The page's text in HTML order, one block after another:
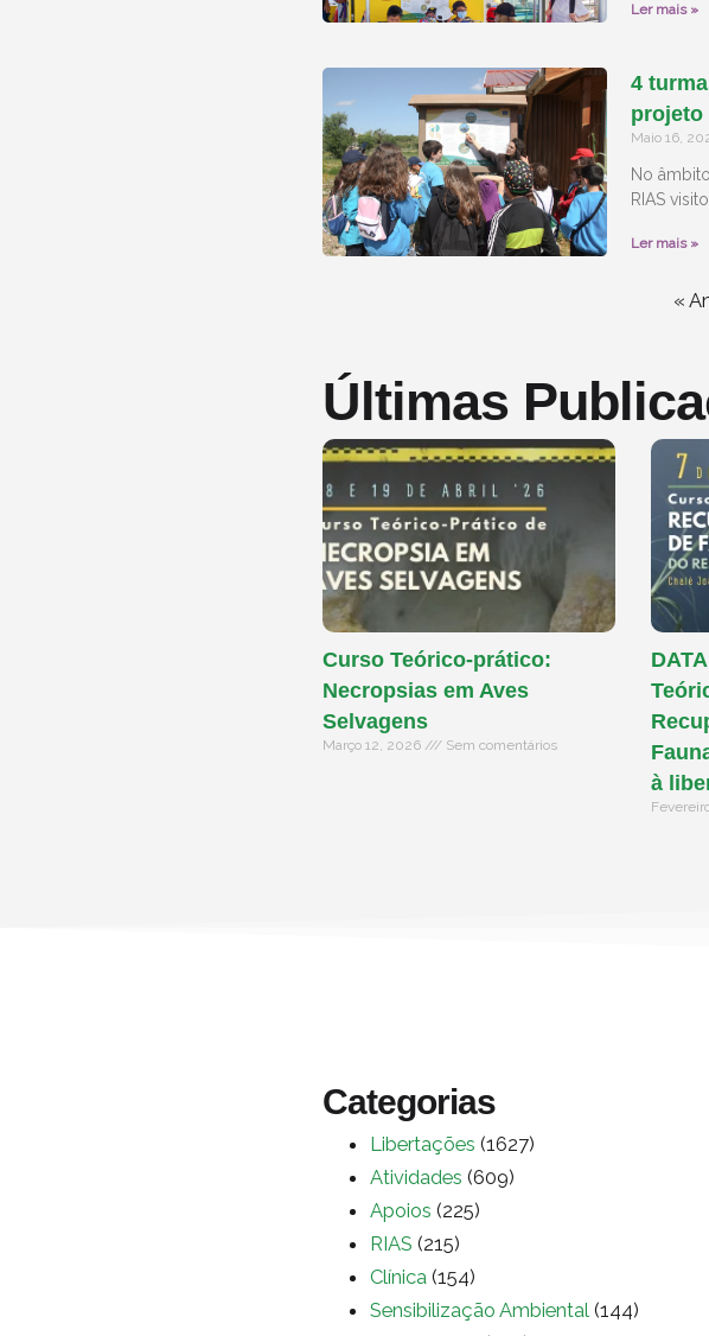
Ler mais »
4
projeto
Maio 16,
No
RIAS
Ler mais »
«
Últimas
Curso Teórico-prático:
Necropsias em Aves
Selvagens
Março 12, 2026 Sem comentários
à
Categorias
Libertações (1627)
Atividades (609)
Apoios (225)
RIAS (215)
Clínica (154)
Sensibilização Ambiental (144)